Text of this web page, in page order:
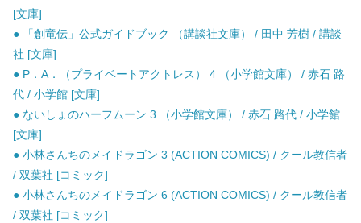
[文庫]
● 「創竜伝」公式ガイドブック （講談社文庫） / 田中 芳樹 / 講談
社 [文庫]
● P．A．（プライベートアクトレス） 4 （小学館文庫） / 赤石 路
代 / 小学館 [文庫]
● ないしょのハーフムーン 3 （小学館文庫） / 赤石 路代 / 小学館
[文庫]
● 小林さんちのメイドラゴン 3 (ACTION COMICS) / クール教信者
/ 双葉社 [コミック]
● 小林さんちのメイドラゴン 6 (ACTION COMICS) / クール教信者
/ 双葉社 [コミック]